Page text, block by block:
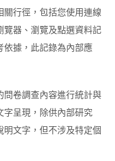
行徑，包括您使用連線
器、瀏覽及點選資料記
依據，此記錄為內部應
卷調查內容進行統計與
字呈現，除供內部研究
文字，但不涉及特定個